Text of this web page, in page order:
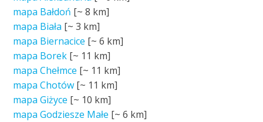
mapa Bałdoń [~8 km]
mapa Biała [~3 km]
mapa Biernacice [~6 km]
mapa Borek [~ 11 km]
mapa Chełmce [~ 11 km]
mapa Chotów [~ 11 km]
mapa Giżyce [~ 10 km]
mapa Godziesze Małe [~6 km]